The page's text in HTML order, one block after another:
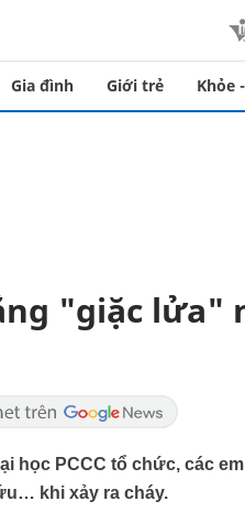
Gia đình Giới trẻ Khỏe
"giặc lửa"
học PCCC tổ chức, các
khi xảy ra cháy.